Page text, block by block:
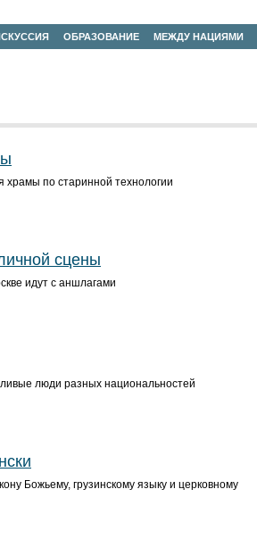
ОБРАЗОВАНИЕ МЕЖДУ НАЦИЯМИ
храмы по старинной технологии
сцены
идут с аншлагами
люди разных национальностей
Божьему, грузинскому языку и церковному